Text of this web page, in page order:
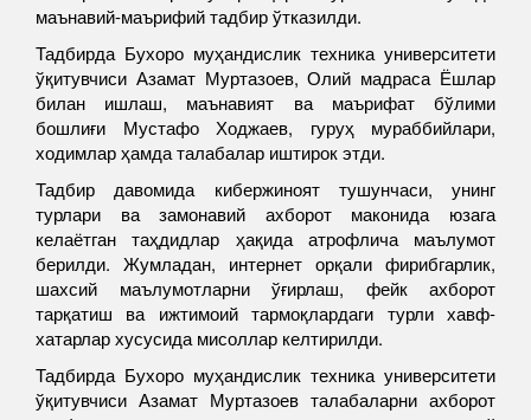
маънавий-маърифий тадбир ўтказилди.
Тадбирда Бухоро муҳандислик техника университети
ўқитувчиси Азамат Муртазоев, Олий мадраса Ёшлар
билан ишлаш, маънавият ва маърифат бўлими
бошлиғи Мустафо Ходжаев, гуруҳ мураббийлари,
ходимлар ҳамда талабалар иштирок этди.
Тадбир давомида кибержиноят тушунчаси, унинг
турлари ва замонавий ахборот маконида юзага
келаётган таҳдидлар ҳақида атрофлича маълумот
берилди. Жумладан, интернет орқали фирибгарлик,
шахсий маълумотларни ўғирлаш, фейк ахборот
тарқатиш ва ижтимоий тармоқлардаги турли хавф-
хатарлар хусусида мисоллар келтирилди.
Тадбирда Бухоро муҳандислик техника университети
ўқитувчиси Азамат Муртазоев талабаларни ахборот